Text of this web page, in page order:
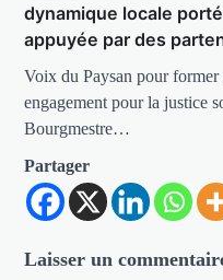
dynamique locale
appuyée par des
Voix du Paysan pour
engagement pour la justice
Bourgmestre…
Partager
Laisser un